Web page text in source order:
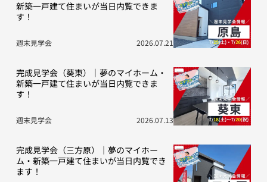
新築一戸建て住まいが当日内覧できま
す！
週末見学会 2026.07.21
完成見学会（葵東）｜夢のマイホーム・
新築一戸建て住まいが当日内覧できま
す！
週末見学会 2026.07.13
完成見学会（三方原）｜夢のマイホー
ム・新築一戸建て住まいが当日内覧でき
ます！